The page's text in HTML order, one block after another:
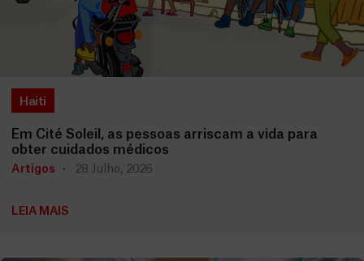
Haiti
Em Cité Soleil, as pessoas arriscam a vida para
obter cuidados médicos
Artigos 28 Julho, 2026
LEIA MAIS